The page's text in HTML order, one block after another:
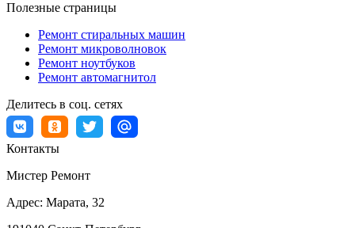
Полезные страницы
Ремонт стиральных машин
Ремонт микроволновок
Ремонт ноутбуков
Ремонт автомагнитол
Делитесь в соц. сетях
Контакты
Мистер Ремонт
Адрес: Марата, 32